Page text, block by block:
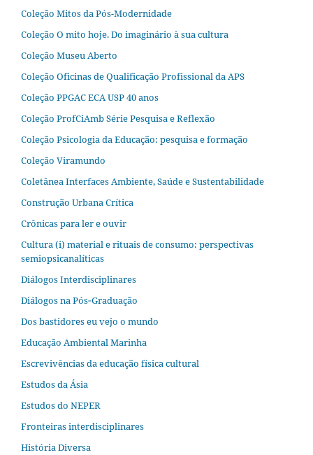
Coleção Mitos da Pós-Modernidade
Coleção O mito hoje. Do imaginário à sua cultura
Coleção Museu Aberto
Coleção Oficinas de Qualificação Profissional da APS
Coleção PPGAC ECA USP 40 anos
Coleção ProfCiAmb Série Pesquisa e Reflexão
Coleção Psicologia da Educação: pesquisa e formação
Coleção Viramundo
Coletânea Interfaces Ambiente, Saúde e Sustentabilidade
Construção Urbana Crítica
Crônicas para ler e ouvir
Cultura (i) material e rituais de consumo: perspectivas
semiopsicanalíticas
Diálogos Interdisciplinares
Diálogos na Pós‐Graduação
Dos bastidores eu vejo o mundo
Educação Ambiental Marinha
Escrevivências da educação física cultural
Estudos da Ásia​
Estudos do NEPER
Fronteiras interdisciplinares
História Diversa